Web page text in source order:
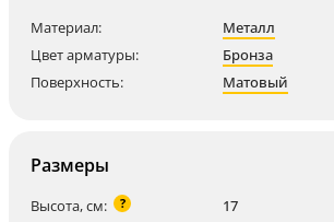
Материал:
Металл
Цвет арматуры:
Бронза
Поверхность:
Матовый
Размеры
Высота, см: ?
17